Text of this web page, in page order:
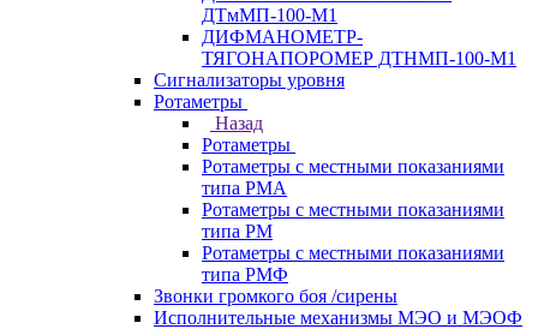
ДТмМП-100-М1
ДИФМАНОМЕТР-
ТЯГОНАПОРОМЕР ДТНМП-100-М1
Сигнализаторы уровня
Ротаметры
Назад
Ротаметры
Ротаметры с местными показаниями
типа РМА
Ротаметры с местными показаниями
типа РМ
Ротаметры с местными показаниями
типа РМФ
Звонки громкого боя /сирены
Исполнительные механизмы МЭО и МЭОФ